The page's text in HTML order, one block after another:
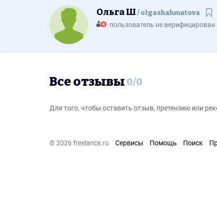
Ольга Ш olgashahmatova
пользователь не верифицирован
Все отзывы 0/0
Для того, чтобы оставить отзыв, претензию или
© 2026 freelance.ru Сервисы Помощь Поиск